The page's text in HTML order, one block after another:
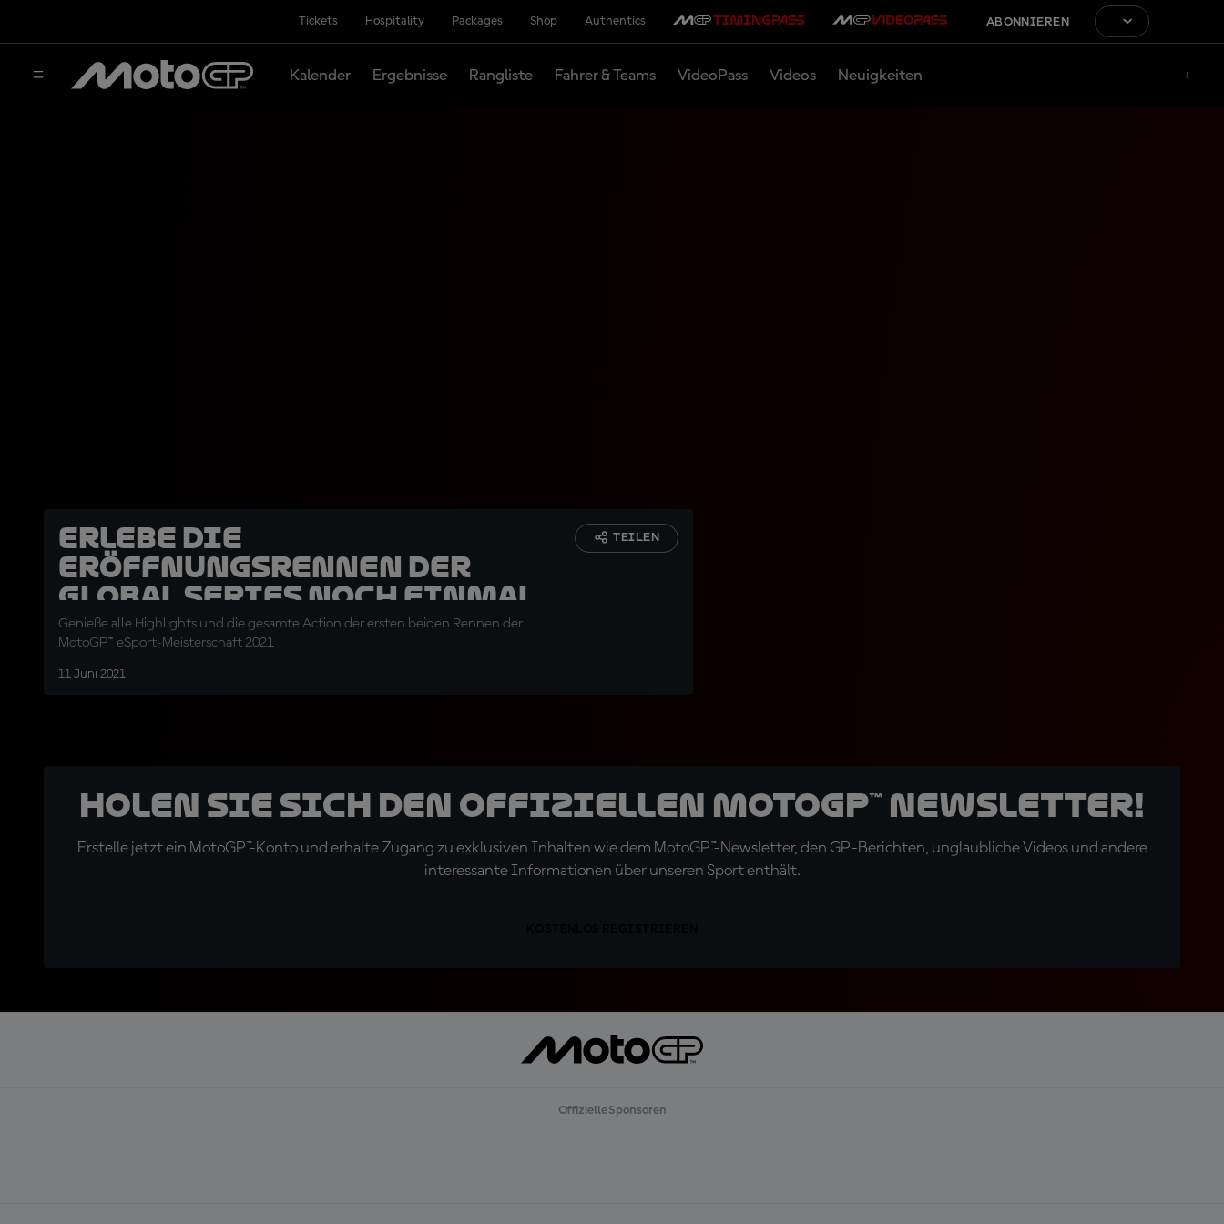
Tickets Hospitality Packages Shop Authentics ABONNIEREN
Kalender Ergebnisse Rangliste Fahrer & Teams VideoPass Videos Neuigkeiten
Erlebe die
Eröffnungsrennen der
Global Series noch einmal
Genieße alle Highlights und die gesamte Action der ersten beiden Rennen der
MotoGP™ eSport-Meisterschaft 2021
11 Juni 2021
TEILEN
Holen Sie sich den offiziellen MotoGP™ Newsletter!
Erstelle jetzt ein MotoGP™-Konto und erhalte Zugang zu exklusiven Inhalten wie dem MotoGP™-Newsletter, den GP-Berichten, unglaubliche Videos und andere
interessante Informationen über unseren Sport enthält.
Offizielle Sponsoren